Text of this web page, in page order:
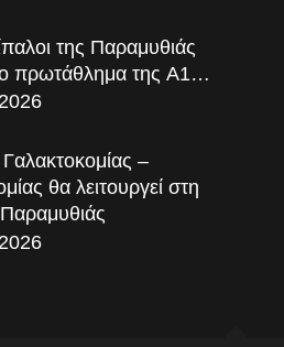
της Παραμυθιάς
πρωτάθλημα της A1…
–
θα λειτουργεί στη